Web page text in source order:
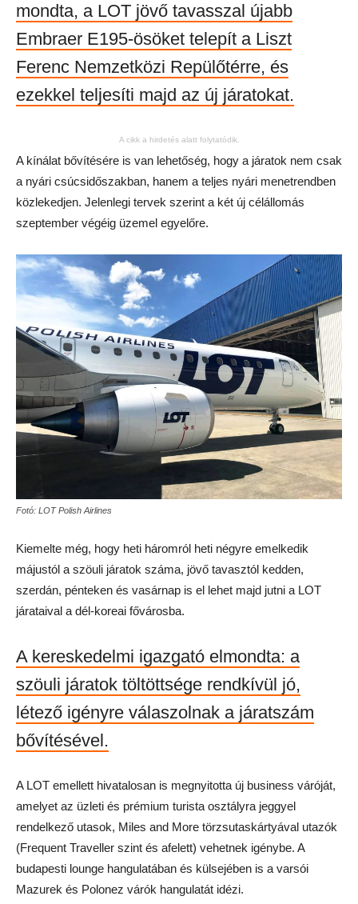
mondta, a LOT jövő tavasszal újabb
Embraer E195-ösöket telepít a Liszt
Ferenc Nemzetközi Repülőtérre, és
ezekkel teljesíti majd az új járatokat.
A cikk a hirdetés alatt folytatódik.
A kínálat bővítésére is van lehetőség, hogy a járatok nem csak
a nyári csúcsidőszakban, hanem a teljes nyári menetrendben
közlekedjen. Jelenlegi tervek szerint a két új célállomás
szeptember végéig üzemel egyelőre.
Fotó: LOT Polish Airlines
Kiemelte még, hogy heti háromról heti négyre emelkedik
májustól a szöuli járatok száma, jövő tavasztól kedden,
szerdán, pénteken és vasárnap is el lehet majd jutni a LOT
járataival a dél-koreai fővárosba.
A kereskedelmi igazgató elmondta: a
szöuli járatok töltöttsége rendkívül jó,
létező igényre válaszolnak a járatszám
bővítésével.
A LOT emellett hivatalosan is megnyitotta új business váróját,
amelyet az üzleti és prémium turista osztályra jeggyel
rendelkező utasok, Miles and More törzsutaskártyával utazók
(Frequent Traveller szint és afelett) vehetnek igénybe. A
budapesti lounge hangulatában és külsejében is a varsói
Mazurek és Polonez várók hangulatát idézi.